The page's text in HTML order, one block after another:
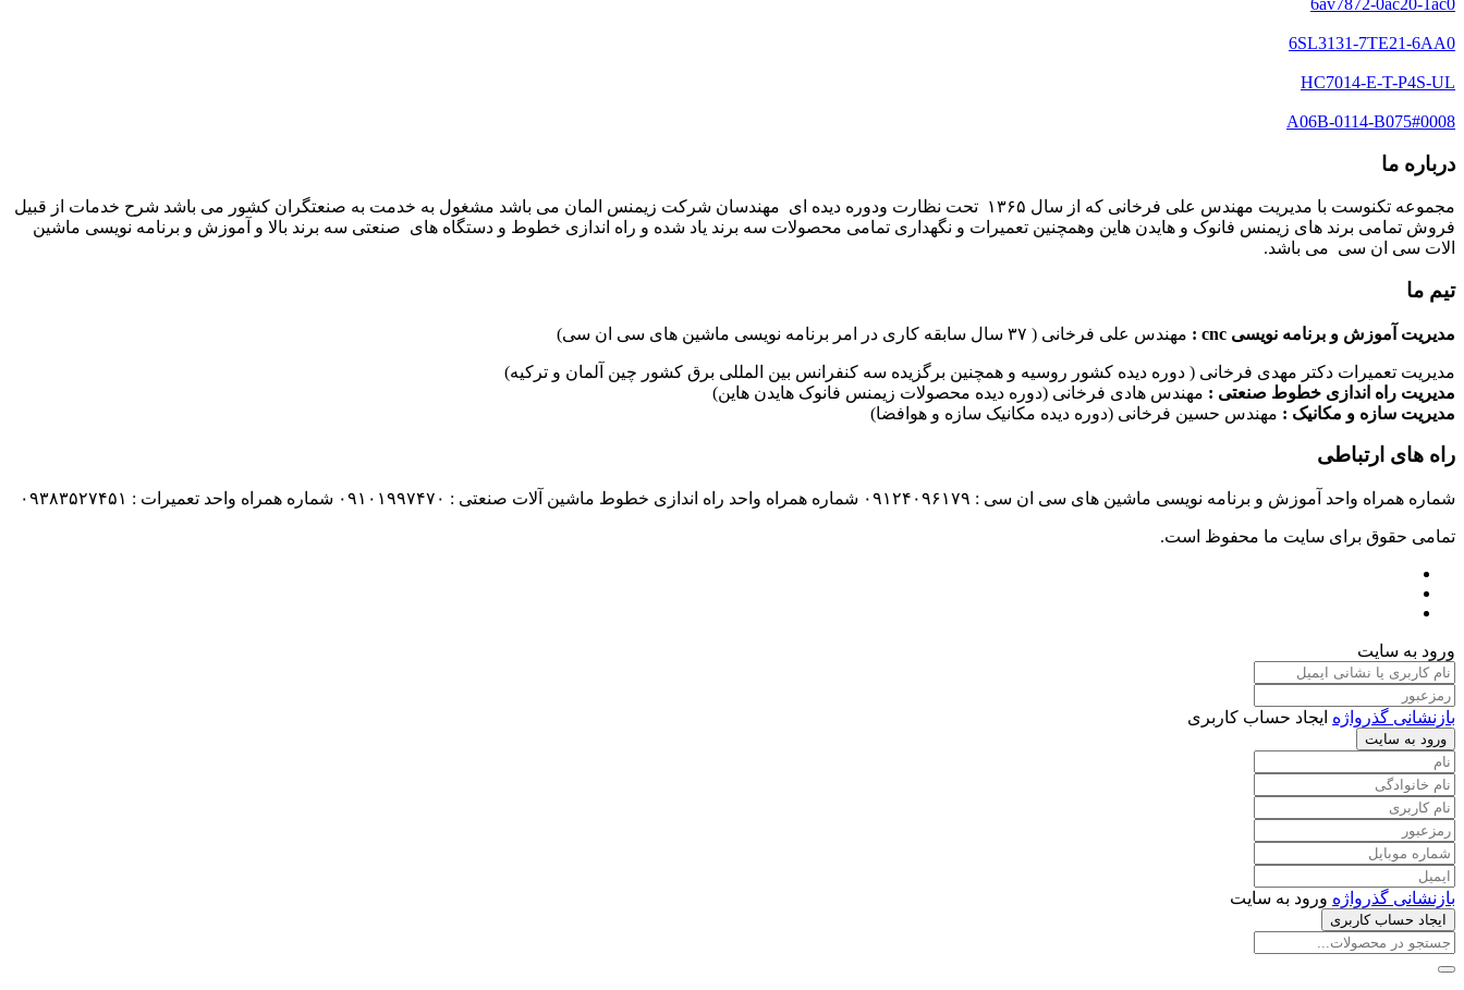
6SL3131-7TE21-6AA0
HC7014-E-T-P4S-UL
A06B-0114-B075#0008
درباره ما
مجموعه تکنوست با مدیریت مهندس علی فرخانی که از سال ۱۳۶۵ تحت نظارت ودوره دیده ای مهندسان شرکت زیمنس المان می باشد مشغول به خدمت به صنعتگران کشور می باشد شرح خدمات از قبیل
فروش تمامی برند های زیمنس فانوک و هایدن هاین وهمچنین تعمیرات و نگهداری تمامی محصولات سه برند یاد شده و راه اندازی خطوط و دستگاه های صنعتی سه برند بالا و آموزش و برنامه نویسی ماشین
الات سی ان سی می باشد.
تیم ما
مدیریت آموزش و برنامه نویسی cnc : مهندس علی فرخانی ( ۳۷ سال سابقه کاری در امر برنامه نویسی ماشین های سی ان سی)
مدیریت تعمیرات دکتر مهدی فرخانی ( دوره دیده کشور روسیه و همچنین برگزیده سه کنفرانس بین المللی برق کشور چین آلمان و ترکیه)
مدیریت راه اندازی خطوط صنعتی : مهندس هادی فرخانی (دوره دیده محصولات زیمنس فانوک هایدن هاین)
مدیریت سازه و مکانیک : مهندس حسین فرخانی (دوره دیده مکانیک سازه و هوافضا)
راه های ارتباطی
شماره همراه واحد آموزش و برنامه نویسی ماشین های سی ان سی : ۰۹۱۲۴۰۹۶۱۷۹ شماره همراه واحد راه اندازی خطوط ماشین آلات صنعتی : ۰۹۱۰۱۹۹۷۴۷۰ شماره همراه واحد تعمیرات : ۰۹۳۸۳۵۲۷۴۵۱
تمامی حقوق برای سایت ما محفوظ است.
ورود به سایت
بازنشانی گذرواژه ایجاد حساب کاربری
ورود به سایت
بازنشانی گذرواژه ورود به سایت
ایجاد حساب کاربری